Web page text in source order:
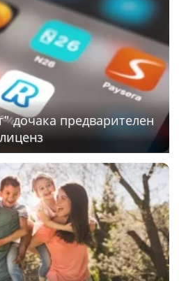
дочака предварителен